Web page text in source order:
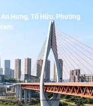
Hưng, Tố Hữu, Phường